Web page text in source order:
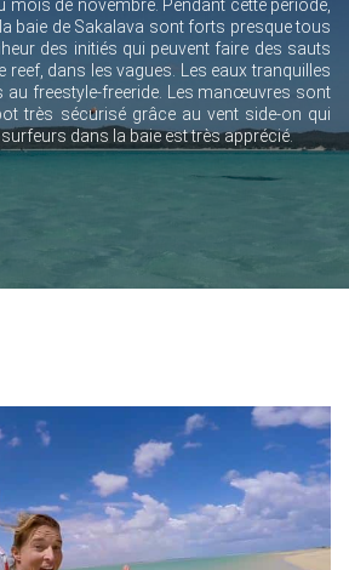
mois de novembre. Pendant cette période,
baie de Sakalava sont forts presque tous
des initiés qui peuvent faire des sauts
reef, dans les vagues. Les eaux tranquilles
freestyle-freeride. Les manœuvres sont
très sécurisé grâce au vent side-on qui
dans la baie est très apprécié.